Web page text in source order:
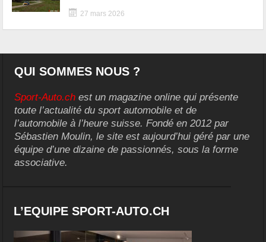
27 mars 2026
QUI SOMMES NOUS ?
Sport-Auto.ch est un magazine online qui présente
toute l’actualité du sport automobile et de
l’automobile à l’heure suisse. Fondé en 2012 par
Sébastien Moulin, le site est aujourd’hui géré par une
équipe d’une dizaine de passionnés, sous la forme
associative.
L’EQUIPE SPORT-AUTO.CH